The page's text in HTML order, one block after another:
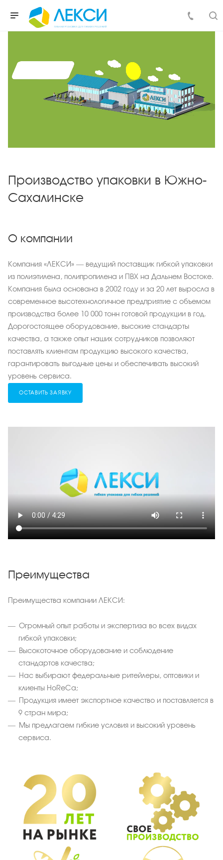
Производство упаковки в Южно-
Сахалинске
О компании
Компания «ЛЕКСИ» — ведущий поставщик гибкой упаковки
из полиэтилена, полипропилена и ПВХ на Дальнем Востоке.
Компания была основана в 2002 году и за 20 лет выросла в
современное высотехнологичное предприятие с объемом
производства более 10 000 тонн готовой продукции в год.
Дорогостоящее оборудование, высокие стандарты
качества, а также опыт наших сотрудников позволяют
поставлять клиентам продукцию высокого качества,
гарантировать выгодные цены и обеспечивать высокий
уровень сервиса.
ОСТАВИТЬ ЗАЯВКУ
Преимущества
Преимущества компании ЛЕКСИ:
Огромный опыт работы и экспертиза во всех видах
гибкой упаковки;
Высокоточное оборудование и соблюдение
стандартов качества;
Нас выбирают федеральные ритейлеры, оптовики и
клиенты HoReCa;
Продукция имеет экспортное качество и поставляется в
9 стран мира;
Мы предлагаем гибкие условия и высокий уровень
сервиса.